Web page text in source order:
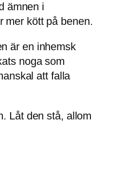
ämnen i
mer kött på benen.
är en inhemsk
noga som
att falla
Låt den stå, allom